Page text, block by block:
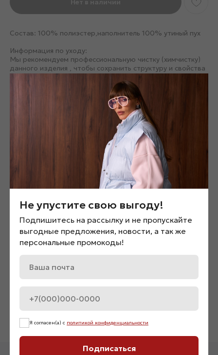
Состав: 100% полиэстер,наполнитель 100% утиный пух
Информация по уходу:
Мы рекомендуем профессиональную чистку (химчистку)
данного изделия , чтобы сохранить структуру и свойства
пухового наполнителя
Брюки спортивные с флисовым
подкладом «02569»
1 200 ₽
Не упустите свою выгоду!
Подпишитесь на рассылку и не пропускайте
выгодные предложения, новости, а так же
персональные промокоды!
Я согласен(а) с политикой конфиденциальности
Подписаться